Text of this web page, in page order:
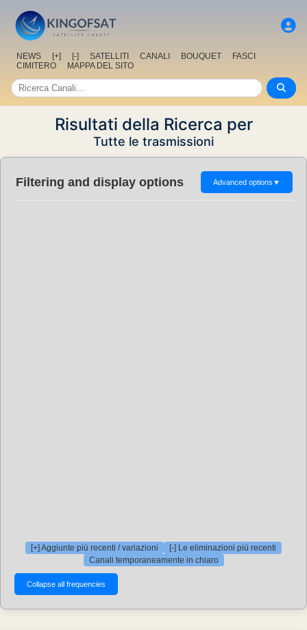
NEWS [+] [-] SATELLITI CANALI BOUQUET
FASCI
CIMITERO
MAPPA DEL SITO
Risultati della Ricerca per
Tutte le trasmissioni
Filtering and display options Advanced options ▼
[+] Aggiunte più recenti / variazioni
[-] Le eliminazioni più recenti
Canali temporaneamente in chiaro